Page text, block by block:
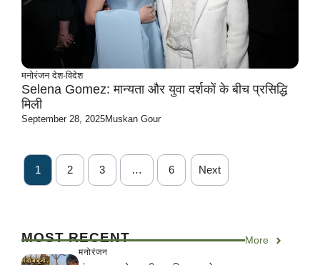
मनोरंजन देश-विदेश
Selena Gomez: मान्यता और युवा दर्शकों के बीच प्रसिद्धि
मिली
September 28, 2025Muskan Gour
1 2 3 … 6 Next
MOST RECENT More
मनोरंजन